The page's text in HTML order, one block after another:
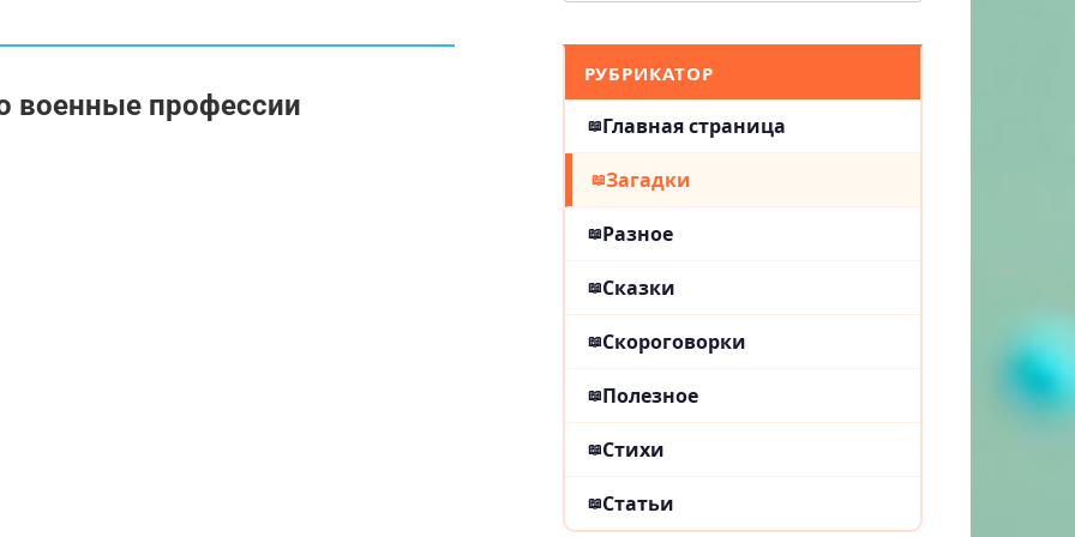
военные профессии
РУБРИКАТОР
Главная страница
Загадки
Разное
Сказки
Скороговорки
Полезное
Стихи
Статьи